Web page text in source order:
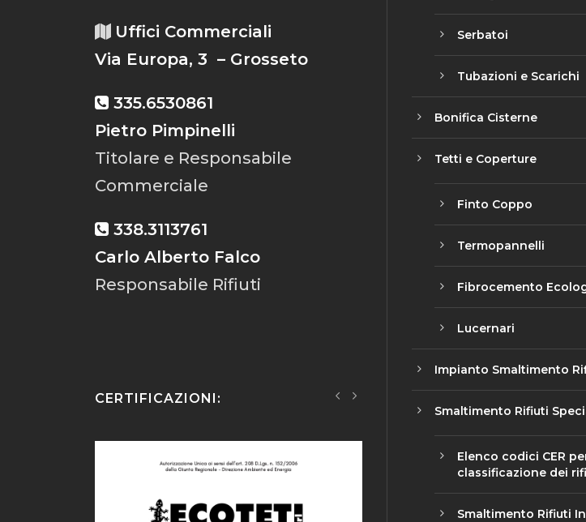
Uffici Commerciali
Via Europa, 3 – Grosseto
335.6530861
Pietro Pimpinelli
Titolare e Responsabile
Commerciale
338.3113761
Carlo Alberto Falco
Responsabile Rifiuti
CERTIFICAZIONI:
Serbatoi
Tubazioni e Scarichi
Bonifica Cisterne
Tetti e Coperture
Finto Coppo
Termopannelli
Fibrocemento
Lucernari
Impianto Smaltimento
Smaltimento Rifiuti
Elenco codici CER
classificazione dei
Smaltimento Rifiuti